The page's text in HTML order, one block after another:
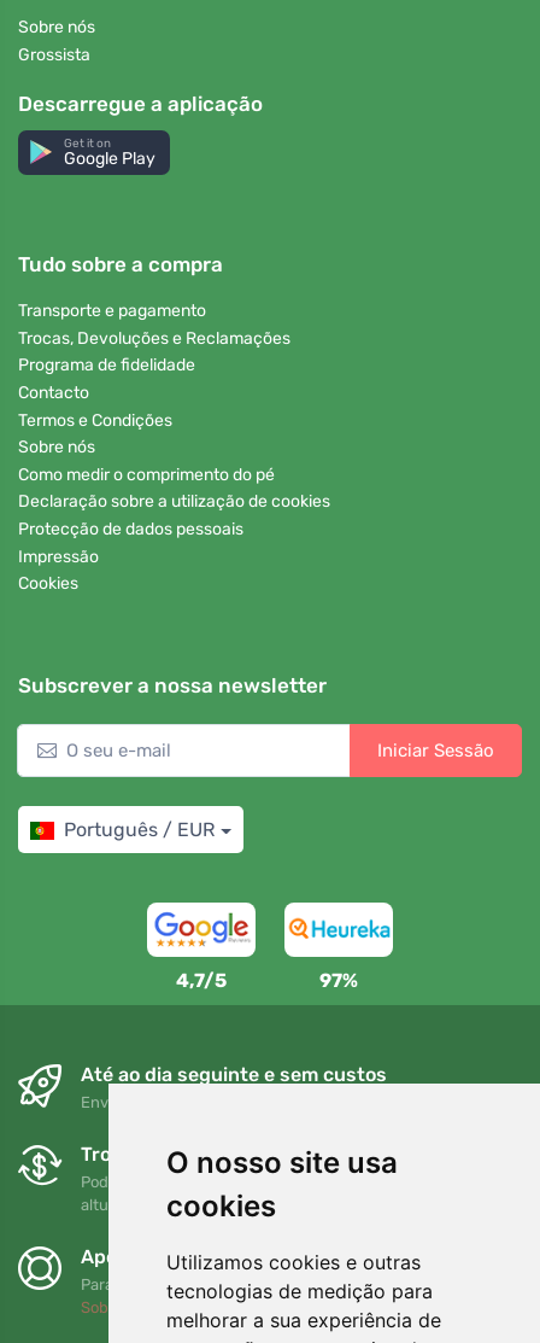
O nosso site usa
cookies
Utilizamos cookies e outras
tecnologias de medição para
melhorar a sua experiência de
Sobre nós
Grossista
Descarregue a aplicação
Get it on
Google Play
Tudo sobre a compra
Transporte e pagamento
Trocas, Devoluções e Reclamações
Programa de fidelidade
Contacto
Termos e Condições
Sobre nós
Como medir o comprimento do pé
Declaração sobre a utilização de cookies
Protecção de dados pessoais
Impressão
Cookies
Subscrever a nossa newsletter
Iniciar Sessão
Português / EUR
4,7/5 97%
Até ao dia seguinte e sem custos
Envio gratuito para encomendas superiores a 80 EUR
Trocas e devoluções gratuitas
Pode devolver ou trocar a sua encomenda em qualquer
altura no prazo de 90 dias
Apoiamos a Trees.org
Para cada encomenda plantamos uma árvore! Leia mais
Sobre nós